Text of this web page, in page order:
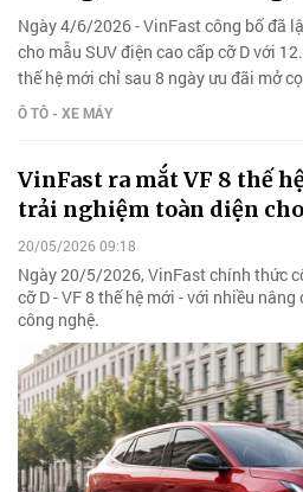
Ngày 4/6/2026 - VinFast công bố đã
cho mẫu SUV điện cao cấp cỡ D với
thế hệ mới chỉ sau 8 ngày ưu đãi mở
3/6/2026).
Ô TÔ - XE MÁY
VinFast ra mắt VF 8 thế
trải nghiệm toàn diện
20/05/2026 09:18
Ngày 20/5/2026, VinFast chính thức
cỡ D - VF 8 thế hệ mới - với nhiều
công nghệ.